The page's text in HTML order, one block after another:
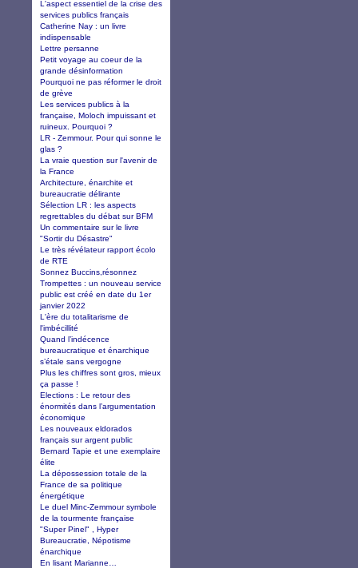
L'aspect essentiel de la crise des
services publics français
Catherine Nay : un livre
indispensable
Lettre persanne
Petit voyage au coeur de la
grande désinformation
Pourquoi ne pas réformer le droit
de grève
Les services publics à la
française, Moloch impuissant et
ruineux. Pourquoi ?
LR - Zemmour. Pour qui sonne le
glas ?
La vraie question sur l'avenir de
la France
Architecture, énarchite et
bureaucratie délirante
Sélection LR : les aspects
regrettables du débat sur BFM
Un commentaire sur le livre
"Sortir du Désastre"
Le très révélateur rapport écolo
de RTE
Sonnez Buccins,résonnez
Trompettes : un nouveau service
public est créé en date du 1er
janvier 2022
L'ère du totalitarisme de
l'imbécillité
Quand l’indécence
bureaucratique et énarchique
s’étale sans vergogne
Plus les chiffres sont gros, mieux
ça passe !
Elections : Le retour des
énormités dans l’argumentation
économique
Les nouveaux eldorados
français sur argent public
Bernard Tapie et une exemplaire
élite
La dépossession totale de la
France de sa politique
énergétique
Le duel Minc-Zemmour symbole
de la tourmente française
"Super Pinel" , Hyper
Bureaucratie, Népotisme
énarchique
En lisant Marianne…